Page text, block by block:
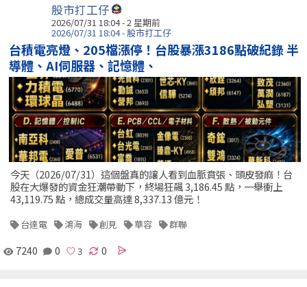
股市打工仔
2026/07/31 18:04 - 2 星期前
2026/07/31 18:04 - 股市打工仔
台積電亮燈、205檔漲停！台股暴漲3186點破紀錄 半
導體、AI伺服器、記憶體、
今天（2026/07/31）這個盤真的讓人看到血脈賁張、頭皮發麻！台
股在大爆發的資金狂潮帶動下，終場狂飆 3,186.45 點，一舉衝上
43,119.75 點，總成交量高達 8,337.13 億元！
台達電 鴻海 創見 華容 群聯
7240 0 0